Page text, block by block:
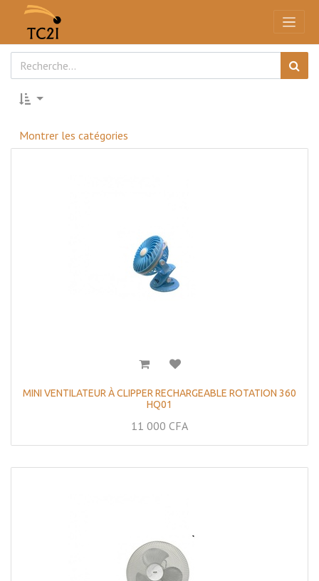
Montrer les catégories
MINI VENTILATEUR À CLIPPER RECHARGEABLE ROTATION 360
HQ01
11 000 CFA